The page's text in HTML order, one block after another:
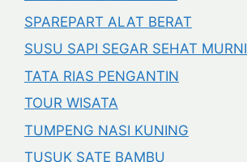
SPAREPART ALAT BERAT
SUSU SAPI SEGAR SEHAT MURNI
TATA RIAS PENGANTIN
TOUR WISATA
TUMPENG NASI KUNING
TUSUK SATE BAMBU